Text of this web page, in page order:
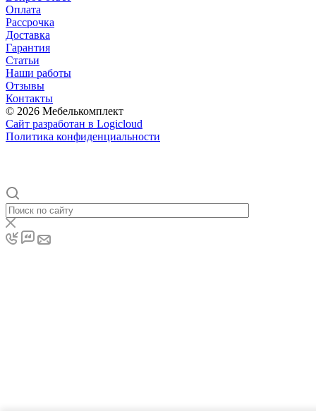
Оплата
Рассрочка
Доставка
Гарантия
Статьи
Наши работы
Отзывы
Контакты
© 2026 Мебелькомплект
Cайт разработан в Logicloud
Политика конфиденциальности